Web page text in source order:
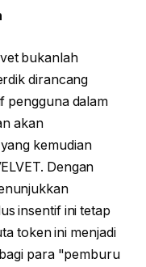
bukanlah
dirancang
pengguna dalam
akan
kemudian
Dengan
insentif ini tetap
token ini menjadi
para "pemburu